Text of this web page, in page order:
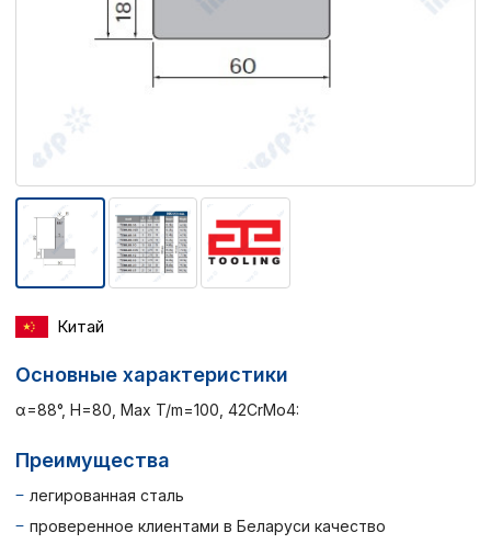
Китай
Основные характеристики
α=88°, H=80, Max T/m=100, 42CrMo4:
Преимущества
легированная сталь
проверенное клиентами в Беларуси качество